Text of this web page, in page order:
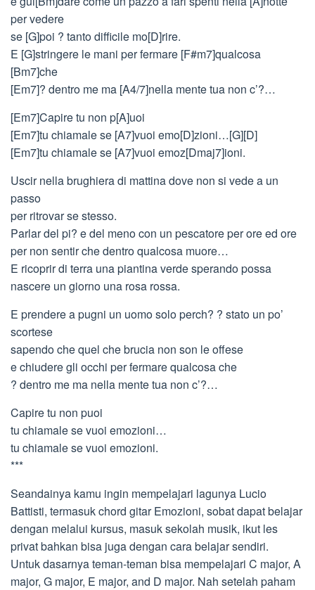
per vedere
se [G]poi ? tanto difficile mo[D]rire.
E [G]stringere le mani per fermare [F#m7]qualcosa
[Bm7]che
[Em7]? dentro me ma [A4/7]nella mente tua non c’?…
[Em7]Capire tu non p[A]uoi
[Em7]tu chiamale se [A7]vuoi emo[D]zioni…[G][D]
[Em7]tu chiamale se [A7]vuoi emoz[Dmaj7]ioni.
Uscir nella brughiera di mattina dove non si vede a un
passo
per ritrovar se stesso.
Parlar del pi? e del meno con un pescatore per ore ed ore
per non sentir che dentro qualcosa muore…
E ricoprir di terra una piantina verde sperando possa
nascere un giorno una rosa rossa.
E prendere a pugni un uomo solo perch? ? stato un po’
scortese
sapendo che quel che brucia non son le offese
e chiudere gli occhi per fermare qualcosa che
? dentro me ma nella mente tua non c’?…
Capire tu non puoi
tu chiamale se vuoi emozioni…
tu chiamale se vuoi emozioni.
***
Seandainya kamu ingin mempelajari lagunya Lucio
Battisti, termasuk chord gitar Emozioni, sobat dapat belajar
dengan melalui kursus, masuk sekolah musik, ikut les
privat bahkan bisa juga dengan cara belajar sendiri.
Untuk dasarnya teman-teman bisa mempelajari C major, A
major, G major, E major, and D major. Nah setelah paham